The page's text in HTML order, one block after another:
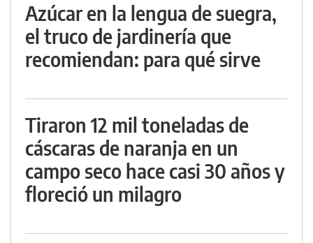
Azúcar en la lengua de suegra,
el truco de jardinería que
recomiendan: para qué sirve
Tiraron 12 mil toneladas de
cáscaras de naranja en un
campo seco hace casi 30 años y
floreció un milagro